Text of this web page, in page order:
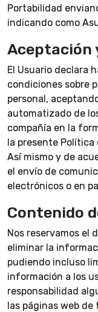
Portabilidad
indicando como
Aceptación
El Usuario declara
condiciones sobre
personal,
automatizado de
compañía en la
la presente Política
Así mismo y de
el envío de
electrónicos o en
Contenido
Nos reservamos el
eliminar la
pudiendo incluso
información a los
responsabilidad
las páginas web de